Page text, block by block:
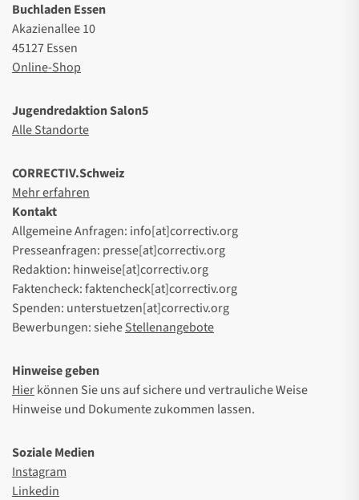
Buchladen Essen
Akazienallee 10
45127 Essen
Online-Shop
Jugendredaktion Salon5
Alle Standorte
CORRECTIV.Schweiz
Mehr erfahren
Kontakt
Allgemeine Anfragen: info[at]correctiv.org
Presseanfragen: presse[at]correctiv.org
Redaktion: hinweise[at]correctiv.org
Faktencheck: faktencheck[at]correctiv.org
Spenden: unterstuetzen[at]correctiv.org
Bewerbungen: sieheStellenangebote
Hinweise geben
Hierkönnen Sie uns auf sichere und vertrauliche Weise
Hinweise und Dokumente zukommen lassen.
Soziale Medien
Instagram
Linkedin